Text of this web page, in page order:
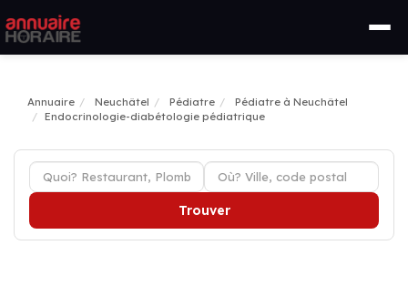
Annuaire Neuchâtel Pédiatre
Pédiatre à Neuchâtel
Endocrinologie-diabétologie pédiatrique
Trouver